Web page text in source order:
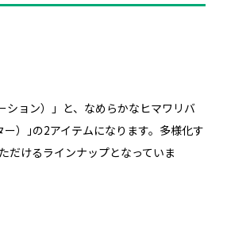
ション）」と、なめらかなヒマワリバ
）｣の2アイテムになります。多様化す
だけるラインナップとなっていま